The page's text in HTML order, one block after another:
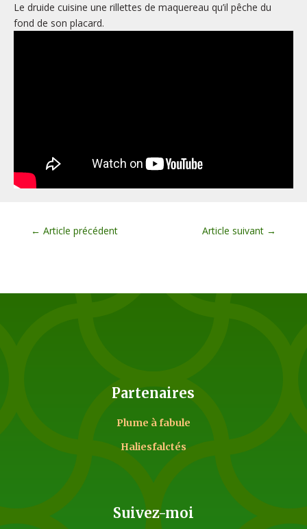
Le druide cuisine une rillettes de maquereau qu’il pêche du
fond de son placard.
← Article précédent Article suivant →
Partenaires
Plume à fabule
Haliesfalctés
Suivez-moi